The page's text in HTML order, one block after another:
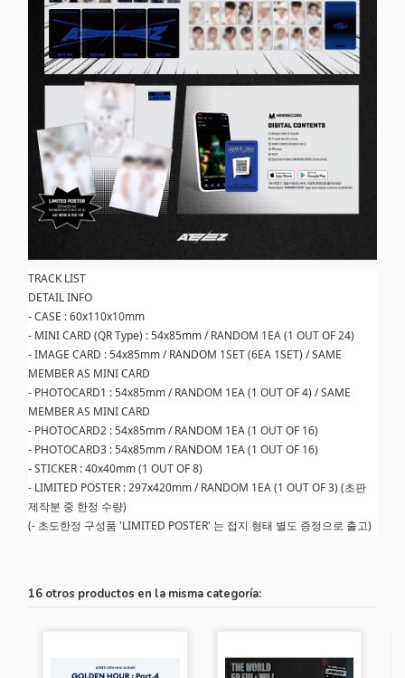
TRACK LIST
DETAIL INFO
- CASE : 60x110x10mm
- MINI CARD (QR Type) : 54x85mm / RANDOM 1EA (1 OUT OF 24)
- IMAGE CARD : 54x85mm / RANDOM 1SET (6EA 1SET) / SAME
MEMBER AS MINI CARD
- PHOTOCARD1 : 54x85mm / RANDOM 1EA (1 OUT OF 4) / SAME
MEMBER AS MINI CARD
- PHOTOCARD2 : 54x85mm / RANDOM 1EA (1 OUT OF 16)
- PHOTOCARD3 : 54x85mm / RANDOM 1EA (1 OUT OF 16)
- STICKER : 40x40mm (1 OUT OF 8)
- LIMITED POSTER : 297x420mm / RANDOM 1EA (1 OUT OF 3) (초판
제작분 중 한정 수량)
(- 초도한정 구성품 'LIMITED POSTER' 는 접지 형태 별도 증정으로 출고)
16 otros productos en la misma categoría: